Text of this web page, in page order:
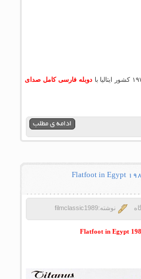
دوبله فارسی کامل صدای
ادامه ی مطلب
نوشته:filmclassic1989